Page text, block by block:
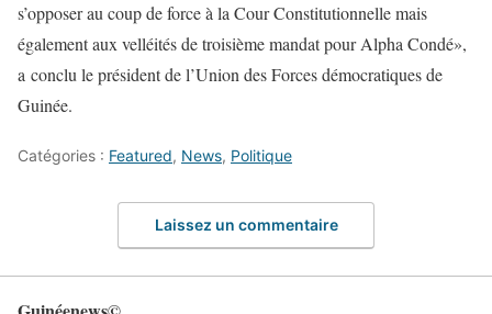
s’opposer au coup de force à la Cour Constitutionnelle mais
également aux velléités de troisième mandat pour Alpha Condé»,
a conclu le président de l’Union des Forces démocratiques de
Guinée.
Catégories : Featured, News, Politique
Laissez un commentaire